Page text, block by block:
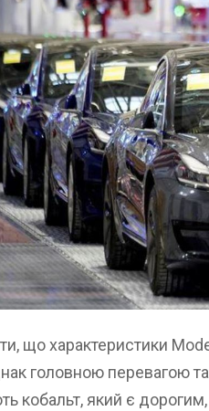
що характеристики
головною перевагою
кобальт, який є